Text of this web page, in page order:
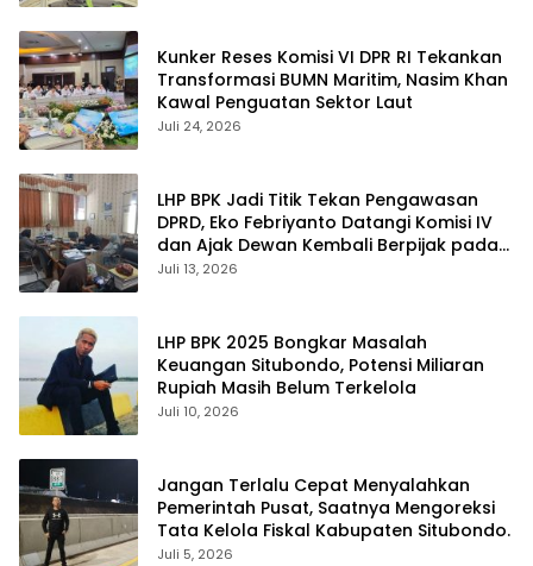
Kunker Reses Komisi VI DPR RI Tekankan
Transformasi BUMN Maritim, Nasim Khan
Kawal Penguatan Sektor Laut
Juli 24, 2026
LHP BPK Jadi Titik Tekan Pengawasan
DPRD, Eko Febriyanto Datangi Komisi IV
dan Ajak Dewan Kembali Berpijak pada
Dokumen Resmi Negara
Juli 13, 2026
LHP BPK 2025 Bongkar Masalah
Keuangan Situbondo, Potensi Miliaran
Rupiah Masih Belum Terkelola
Juli 10, 2026
Jangan Terlalu Cepat Menyalahkan
Pemerintah Pusat, Saatnya Mengoreksi
Tata Kelola Fiskal Kabupaten Situbondo.
Juli 5, 2026